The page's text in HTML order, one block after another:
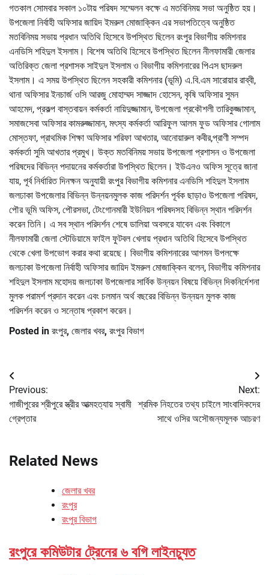
গতকাল সোমবার সকাল ১০টায় পরিষদ সম্মেলন কক্ষে এ মতবিনিময় সভা অনুষ্ঠিত হয়।
উপজেলা নির্বাহী অফিসার জায়িদ ইমরুল মোজাক্কিন এর সভাপতিত্বে অনুষ্ঠিত
মতবিনিময় সভায় প্রধান অতিথি হিসেবে উপস্থিত ছিলেন রংপুর বিভাগীয় কমিশনার
এনডিসি শহিদুল ইসলাম। বিশেষ অতিথি হিসেবে উপস্থিত ছিলেন নীলফামারী জেলার
অতিরিক্ত জেলা প্রশাসক সাইদুল ইসলাম ও বিভাগীয় কমিশনারের পিএস ছাদরুল
ইসলাম। এ সময় উপস্থিত ছিলেন সহকারী কমিশনার (ভূমি) এ.বি.এম সারোয়ার রাব্বী,
থানা অফিসার ইনচার্জ ওসি আরজু মোহাম্মদ সাজ্জাদ হোসেন, কৃষি অফিসার সুমন
আহমেদ, প্রকল্প বাস্তবায়ন কর্মকর্তা নায়িদুজ্জামান, উপজেলা প্রকৌশলী তারিকুজ্জামান,
সমাজসেবা অফিসার কামরুজ্জামান, মৎস্য কর্মকর্তা আরিফুল আলম ফুড অফিসার গোলাম
মোস্তফা, প্রাথমিক শিক্ষা অফিসার শরিফা আখতার, আনোয়ারুল কবীর,প্রাণী সম্পদ
কর্মকর্তা সুমি আখতার প্রমুখ। উক্ত মতবিনিময় সভায় উপজেলা প্রশাসন ও উপজেলা
পরিষদের বিভিন্ন পদায়নের কর্মকর্তারা উপস্থিত ছিলেন। ইউএনও অফিস সূত্রে জানা
যায়, পূর্ব নির্ধারিত দিনক্ষন অনুযায়ী রংপুর বিভাগীয় কমিশনার এনডিসি শহিদুল ইসলাম
জলঢাকা উপজেলার বিভিন্ন উন্নয়নমুলক কাজ পরিদর্শন পূর্বক ছাড়াও উপজেলা পরিষদ,
পৌর ভূমি অফিস, পৌরসভা, টেংগোনমারী ইউনিয়ন পরিষদসহ বিভিন্ন স্থান পরিদর্শন
করেন তিনি। এ সব স্থান পরিদর্শন শেষে ডালিয়া অবসরে যাবেন এবং বিকালে
নীলফামারী জেলা স্টেডিয়ামে ফাইল ফুটবল খেলায় প্রধান অতিথি হিসেবে উপস্থিত
থেকে খেলা উপভোগ করার কথা রয়েছে। বিভাগীয় কমিশনারের আগমন উপলক্ষে
জলঢাকা উপজেলা নির্বাহী অফিসার জায়িদ ইমরুল মোজাক্কিন বলেন, বিভাগীয় কমিশনার
শহিদুল ইসলাম মহোদয় জলঢাকা উপজেলার সার্বিক উন্নয়ন বিষয়ে বিভিন্ন দিকনির্দেশনা
মুলক পরামর্শ প্রদান করেন এবং চলমান অর্থ বছরের বিভিন্ন উন্নয়ন মুলক কাজ
পরিদর্শন করেন ও সন্তোষ প্রকাশ করেন।
Posted in রংপুর, জেলার খবর, রংপুর বিভাগ
Post
navigation
Previous:
গাজীপুরের শ্রীপুরে স্ত্রীর আত্মহত্যায় স্বামী
গ্রেপ্তার
Next:
শ্রমিক নিহতের তথ্য চাইলে সাংবাদিকদের
সাথে ওসির অসৌজন্যমূলক আচরণ
Related News
জেলার খবর
রংপুর
রংপুর বিভাগ
রংপুরে কমিউটার ট্রেনের ৬ বগি লাইনচ্যুত